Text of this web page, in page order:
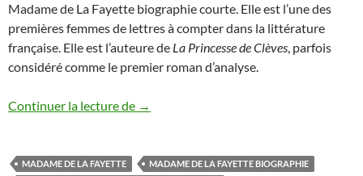
Madame de La Fayette biographie courte. Elle est l’une des
premières femmes de lettres à compter dans la littérature
française. Elle est l’auteure de La Princesse de Clèves, parfois
considéré comme le premier roman d’analyse.
Continuer la lecture de MADAME DE LA FAYETTE
→
MADAME DE LA FAYETTE
MADAME DE LA FAYETTE BIOGRAPHIE